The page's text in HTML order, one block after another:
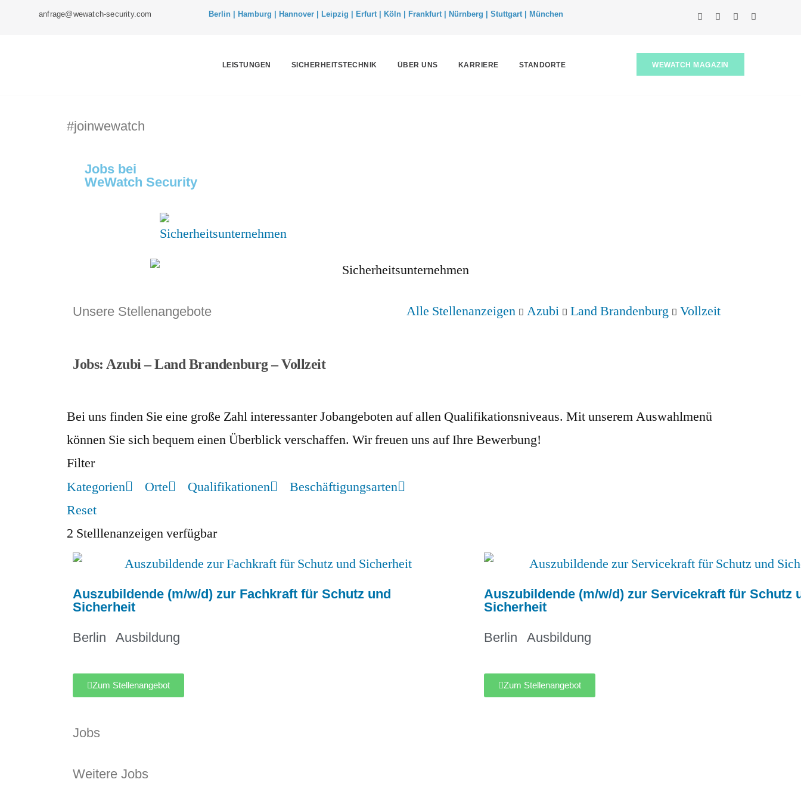
anfrage@wewatch-security.com Berlin | Hamburg | Hannover | Leipzig | Erfurt | Köln | Frankfurt | Nürnberg | Stuttgart | München
LEISTUNGEN SICHERHEITSTECHNIK ÜBER UNS KARRIERE STANDORTE WEWATCH MAGAZIN
#joinwewatch
Jobs bei
WeWatch Security
Unsere Stellenangebote
Jobs: Azubi – Land Brandenburg – Vollzeit
Alle Stellenanzeigen Azubi Land Brandenburg Vollzeit
Bei uns finden Sie eine große Zahl interessanter Jobangeboten auf allen Qualifikationsniveaus. Mit unserem Auswahlmenü
können Sie sich bequem einen Überblick verschaffen. Wir freuen uns auf Ihre Bewerbung!
Filter
Kategorien
Orte Qualifikationen
Beschäftigungsarten
Reset
2 Stelllenanzeigen verfügbar
Auszubildende (m/w/d) zur Fachkraft für Schutz und
Sicherheit
Berlin Ausbildung
Zum Stellenangebot
Auszubildende (m/w/d) zur Servicekraft für Schutz
Sicherheit
Berlin Ausbildung
Zum Stellenangebot
Jobs
Weitere Jobs